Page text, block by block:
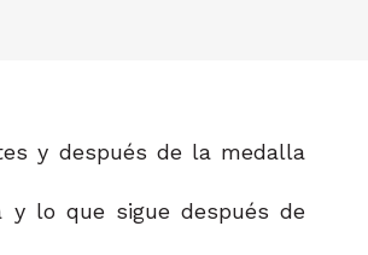
y después de la medalla
lo que sigue después de